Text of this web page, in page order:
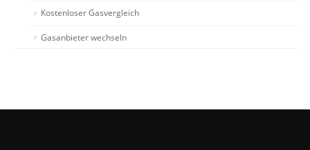
Kostenloser Gasvergleich
Gasanbieter wechseln